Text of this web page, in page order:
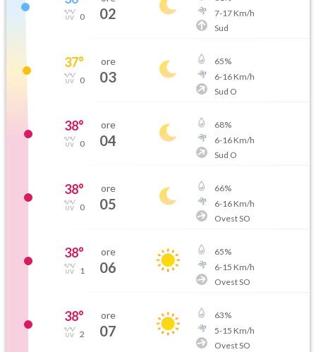
0 02
7-17Km/h
Sud
37°
0
ore
03
65%
6-16Km/h
Sud O
38°
0
ore
04
68%
6-16Km/h
Sud O
38°
0
ore
05
66%
6-16Km/h
Ovest SO
38°
1
ore
06
65%
6-15 Km/h
Ovest SO
38°
2
ore
07
63%
5-15 Km/h
Ovest SO